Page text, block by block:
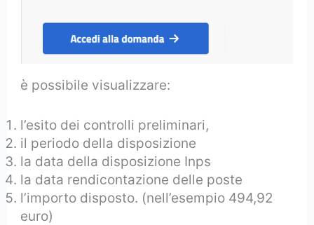
è possibile visualizzare:
l’esito dei controlli preliminari,
il periodo della disposizione
la data della disposizione Inps
la data rendicontazione delle poste
l’importo disposto. (nell’esempio 494,92
euro)